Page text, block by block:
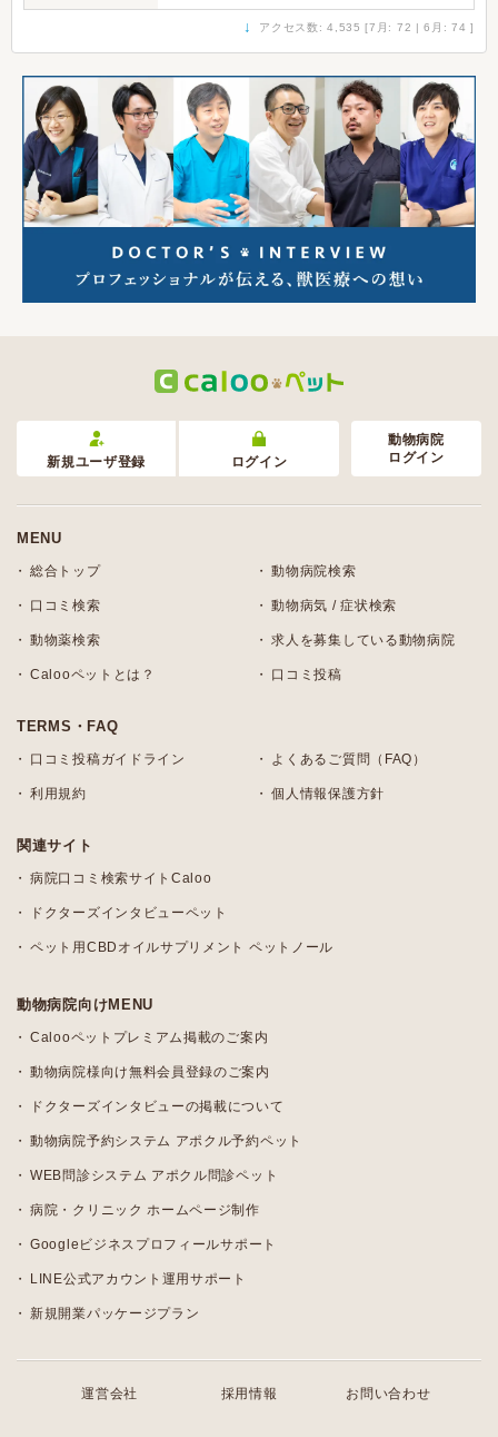
↓ アクセス数: 4,535 [7月: 72 | 6月: 74 ]
新規ユーザ登録 ログイン
動物病院
ログイン
MENU
総合トップ 動物病院検索
口コミ検索 動物病気 / 症状検索
動物薬検索 求人を募集している動物病院
Calooペットとは？ 口コミ投稿
TERMS・FAQ
口コミ投稿ガイドライン よくあるご質問（FAQ）
利用規約 個人情報保護方針
関連サイト
病院口コミ検索サイトCaloo
ドクターズインタビューペット
ペット用CBDオイルサプリメント ペットノール
動物病院向けMENU
Calooペットプレミアム掲載のご案内
動物病院様向け無料会員登録のご案内
ドクターズインタビューの掲載について
動物病院予約システム アポクル予約ペット
WEB問診システム アポクル問診ペット
病院・クリニック ホームページ制作
Googleビジネスプロフィールサポート
LINE公式アカウント運用サポート
新規開業パッケージプラン
運営会社 採用情報 お問い合わせ